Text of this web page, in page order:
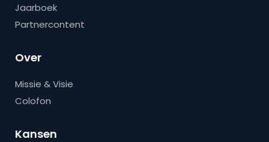
Jaarboek
Partnercontent
Over
Missie & Visie
Colofon
Kansen